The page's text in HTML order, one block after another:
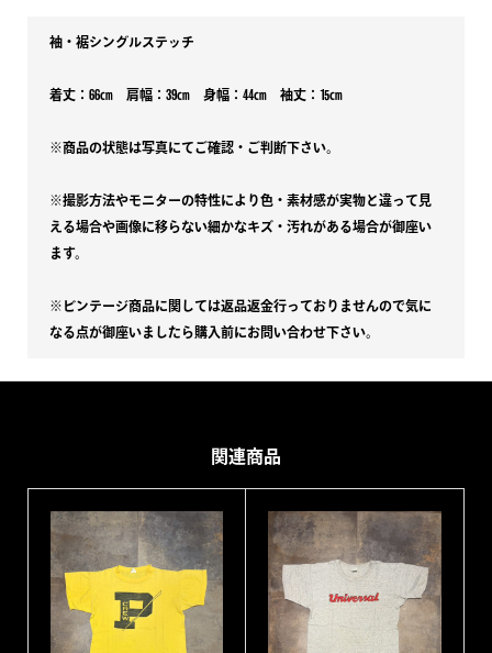
袖・裾シングルステッチ
着丈：66㎝ 肩幅：39㎝ 身幅：44㎝ 袖丈：15㎝
※商品の状態は写真にてご確認・ご判断下さい。
※撮影方法やモニターの特性により色・素材感が実物と違って見
える場合や画像に移らない細かなキズ・汚れがある場合が御座い
ます。
※ビンテージ商品に関しては返品返金行っておりませんので気に
なる点が御座いましたら購入前にお問い合わせ下さい。
関連商品